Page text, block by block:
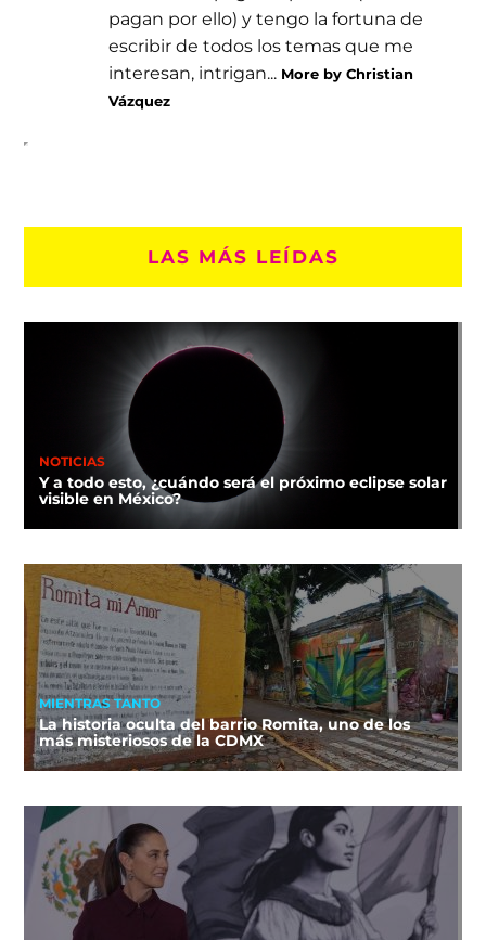
pagan por ello) y tengo la fortuna de
escribir de todos los temas que me
interesan, intrigan... More by Christian
Vázquez
LAS MÁS LEÍDAS
NOTICIAS
Y a todo esto, ¿cuándo será el próximo eclipse solar
visible en México?
MIENTRAS TANTO
La historia oculta del barrio Romita, uno de los
más misteriosos de la CDMX